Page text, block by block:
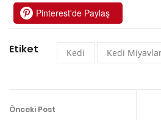
Pinterest'de Paylaş
Etiket Kedi Kedi
Önceki Post